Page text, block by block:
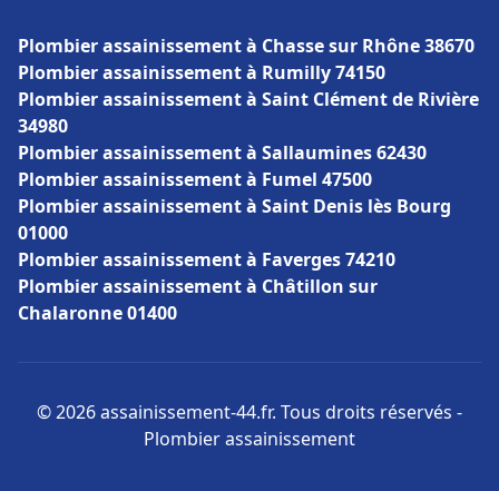
Plombier assainissement à Chasse sur Rhône 38670
Plombier assainissement à Rumilly 74150
Plombier assainissement à Saint Clément de Rivière
34980
Plombier assainissement à Sallaumines 62430
Plombier assainissement à Fumel 47500
Plombier assainissement à Saint Denis lès Bourg
01000
Plombier assainissement à Faverges 74210
Plombier assainissement à Châtillon sur
Chalaronne 01400
© 2026 assainissement-44.fr. Tous droits réservés -
Plombier assainissement